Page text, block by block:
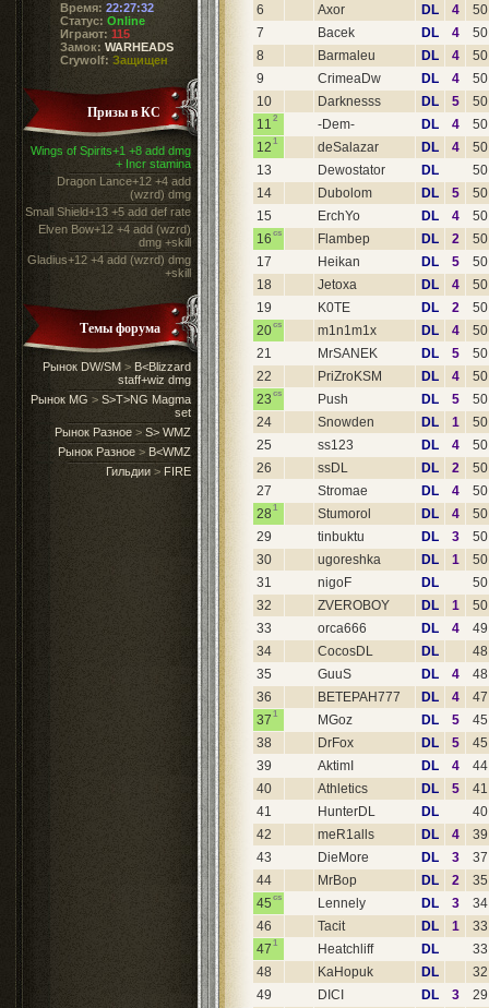
Время: 22:27:33
Статус: Online
Играют: 115
Замок: WARHEADS
Crywolf: Защищен
Призы в КС
Wings of Spirits+1 +8 add dmg
+ Incr stamina
Dragon Lance+12 +4 add
(wzrd) dmg
Small Shield+13 +5 add def rate
Elven Bow+12 +4 add (wzrd)
dmg +skill
Gladius+12 +4 add (wzrd) dmg
+skill
Темы форума
Рынок DW/SM > B<Blizzard
staff+wiz dmg
Рынок MG > S>T>NG Magma
set
Рынок Разное > S> WMZ
Рынок Разное > B<WMZ
Гильдии > FIRE
6
Axor DL 4
50
7
Bacek DL 4
50
8
Barmaleu DL 4
50
9
CrimeaDw DL 4
50
10
Darknesss DL 5
50
11 2 -Dem- DL 4
50
12 1 deSalazar DL 4
50
13
Dewostator DL
50
14
Dubolom DL 5
50
15
ErchYo DL 4
50
16 cs Flambep DL 2
50
17
Heikan DL 5
50
18
Jetoxa DL 4
50
19
K0TE DL 2
50
20cs m1n1m1x DL 4
50
21
MrSANEK DL 5
50
22
PriZroKSM DL 4
50
23 cs Push DL 5
50
24
Snowden DL 1
50
25
ss123 DL 4
50
26
ssDL DL 2
50
27
Stromae DL 4
50
28 1 Stumorol DL 4
50
29
tinbuktu DL 3
50
30
ugoreshka DL 1
50
31
nigoF DL
50
32
ZVEROBOY DL 1
50
33
orca666 DL 4
49
34
CocosDL DL
48
35
GuuS DL 4
48
36
BETEPAH777 DL 4
47
37 1 MGoz DL 5
45
38
DrFox DL 5
45
39
AktimI DL 4
44
40
Athletics DL 5
41
41
HunterDL DL
40
42
meR1alls DL 4
39
43
DieMore DL 3
37
44
MrBop DL 2
35
45 cs Lennely DL 3
34
46
Tacit DL 1
33
47 1 Heatchliff DL
33
48
KaHopuk DL
32
49
DICI DL 3
29